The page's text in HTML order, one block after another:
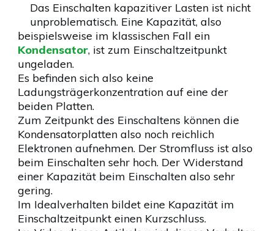
Das Einschalten kapazitiver Lasten ist nicht
unproblematisch. Eine Kapazität, also
beispielsweise im klassischen Fall ein
Kondensator, ist zum Einschaltzeitpunkt
ungeladen.
Es befinden sich also keine
Ladungsträgerkonzentration auf eine der
beiden Platten.
Zum Zeitpunkt des Einschaltens können die
Kondensatorplatten also noch reichlich
Elektronen aufnehmen. Der Stromfluss ist also
beim Einschalten sehr hoch. Der Widerstand
einer Kapazität beim Einschalten also sehr
gering.
Im Idealverhalten bildet eine Kapazität im
Einschaltzeitpunkt einen Kurzschluss.